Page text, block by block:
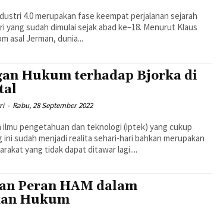
4.0 merupakan fase keempat perjalanan sejarah
yang sudah dimulai sejak abad ke–18. Menurut Klaus
asal Jerman, dunia...
Hukum terhadap Bjorka di
- Rabu, 28 September 2022
ilmu pengetahuan dan teknologi (iptek) yang cukup
ini sudah menjadi realita sehari-hari bahkan merupakan
yang tidak dapat ditawar lagi....
Peran HAM dalam
Hukum